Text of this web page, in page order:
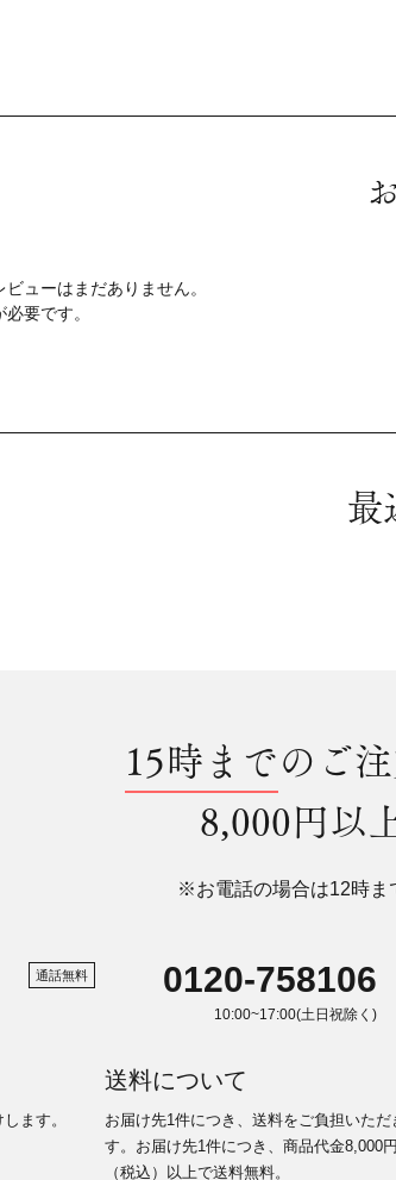
ューはまだありません。
必要です。
最
15時までのご
8,000円以
※お電話の場合は12時ま
通話無料 0120-758106
10:00~17:00(土日祝除く)
ます。
送料について
お届け先1件につき、送料をご負担いただ
す。お届け先1件につき、商品代金8,000円
（税込）以上で送料無料。